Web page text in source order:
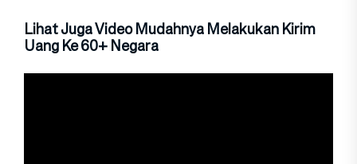
Lihat Juga Video Mudahnya Melakukan Kirim
Uang Ke 60+ Negara